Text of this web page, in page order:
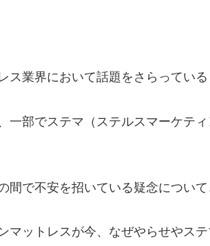
ス業界において話題をさらっている
一部でステマ（ステルスマーケテ
間で不安を招いている疑念につい
マットレスが今、なぜやらせやス